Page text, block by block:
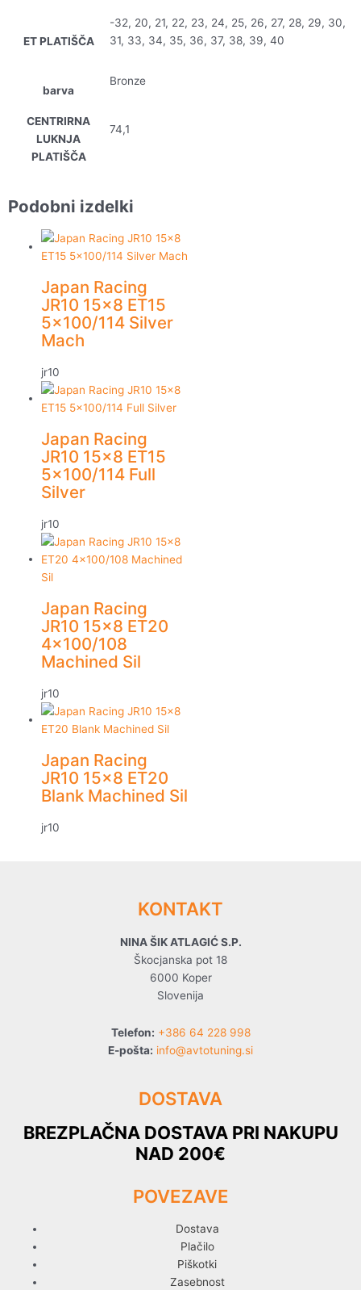
ET PLATIŠČA
-32, 20, 21, 22, 23, 24, 25, 26, 27, 28, 29, 30,
31, 33, 34, 35, 36, 37, 38, 39, 40
barva
Bronze
CENTRIRNA
LUKNJA
PLATIŠČA
74,1
Podobni izdelki
Japan Racing
JR10 15×8 ET15
5×100/114 Silver
Mach
jr10
Japan Racing
JR10 15×8 ET15
5×100/114 Full
Silver
jr10
Japan Racing
JR10 15×8 ET20
4×100/108
Machined Sil
jr10
Japan Racing
JR10 15×8 ET20
Blank Machined Sil
jr10
KONTAKT
NINA ŠIK ATLAGIĆ S.P.
Škocjanska pot 18
6000 Koper
Slovenija
Telefon: +386 64 228 998
E-pošta: info@avtotuning.si
DOSTAVA
BREZPLAČNA DOSTAVA PRI NAKUPU
NAD 200€
POVEZAVE
Dostava
Plačilo
Piškotki
Zasebnost